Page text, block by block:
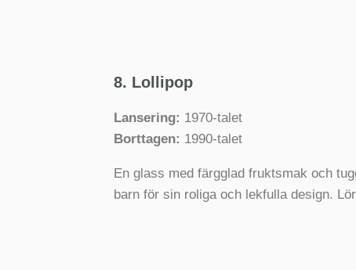
8. Lollipop
Lansering: 1970-talet
Borttagen: 1990-talet
En glass med färgglad fruktsmak och
barn för sin roliga och lekfulla design.